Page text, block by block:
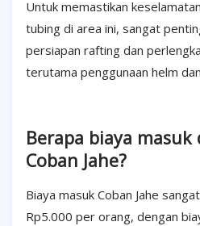
Untuk memastikan
tubing di area ini, sangat
persiapan rafting dan
terutama penggunaan helm
Berapa biaya
Coban Jahe?
Biaya masuk Coban Jahe
Rp5.000 per orang, dengan